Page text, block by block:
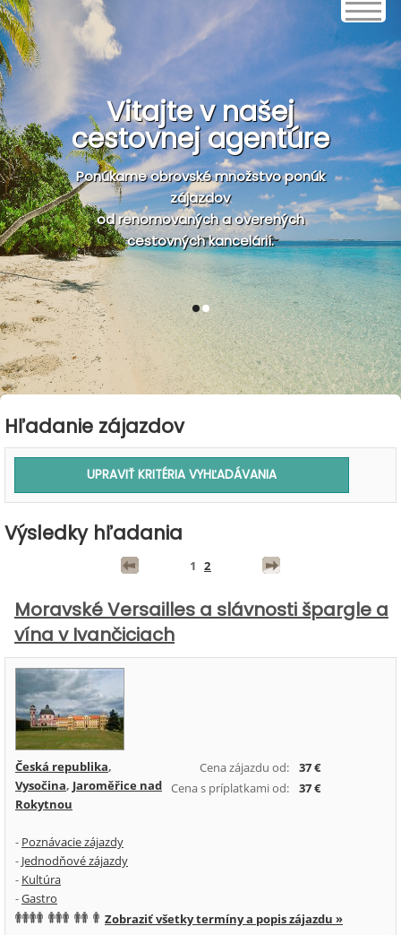
Vitajte v našej
cestovnej agentúre
Ponúkame obrovské množstvo ponúk
zájazdov
od renomovaných a overených
cestovných kancelárií.
1 2
Hľadanie zájazdov
Výsledky hľadania
1 2
Moravské Versailles a slávnosti špargle a
vína v Ivančiciach
Cena zájazdu od:
37 €
Cena s príplatkami od:
37 €
Česká republika,
Vysočina, Jaroměřice nad
Rokytnou
- Poznávacie zájazdy
- Jednodňové zájazdy
- Kultúra
-Gastro
Zobraziť všetky termíny a popis zájazdu »